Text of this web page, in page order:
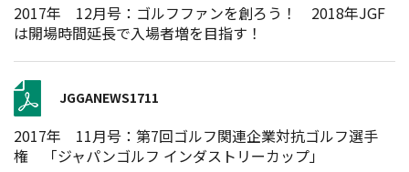
2017年 12月号：ゴルフファンを創ろう！ 2018年JGF
は開場時間延長で入場者増を目指す！
JGGANEWS1711
2017年 11月号：第7回ゴルフ関連企業対抗ゴルフ選手
権 「ジャパンゴルフ インダストリーカップ」